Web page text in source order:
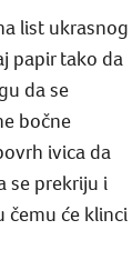
list ukrasnog
papir tako da
da se
bočne
ivica da
se prekriju i
čemu će klinci